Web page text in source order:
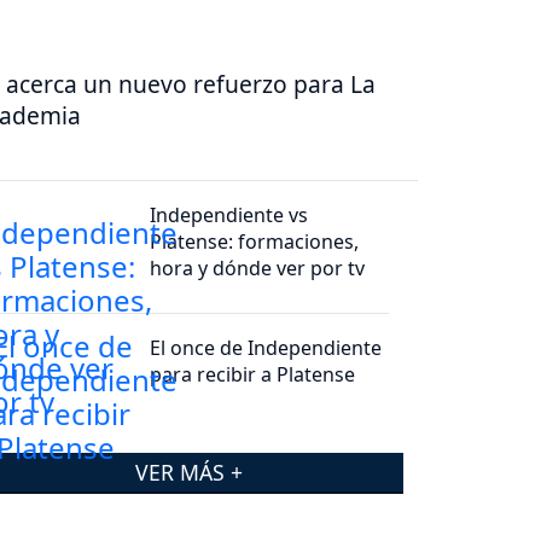
acerca un nuevo refuerzo para La
Independiente vs
Platense: formaciones,
hora y dónde ver por tv
El once de Independiente
para recibir a Platense
VER MÁS +